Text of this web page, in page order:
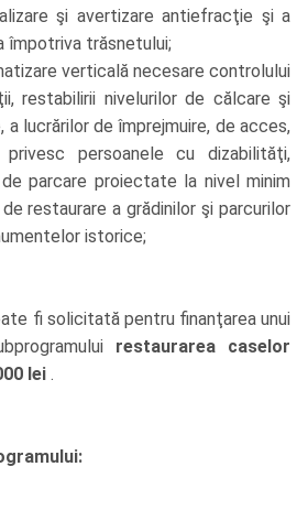
şi avertizare antiefracţie şi a
trăsnetului;
verticală necesare controlului
restabilirii nivelurilor de călcare şi
lucrărilor de împrejmuire, de acces,
persoanele cu dizabilităţi,
parcare proiectate la nivel minim
restaurare a grădinilor şi parcurilor
istorice;
fi solicitată pentru finanţarea unui
restaurarea caselor
lei .